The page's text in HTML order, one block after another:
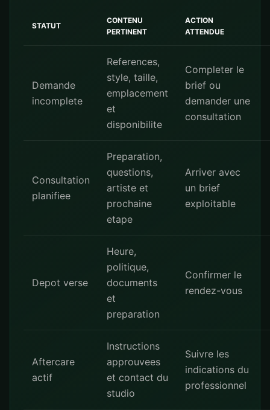
STATUT
CONTENU
PERTINENT
ACTION
ATTENDUE
Demande
incomplete
References,
style, taille,
emplacement
et
disponibilite
Completer le
brief ou
demander une
consultation
Consultation
planifiee
Preparation,
questions,
artiste et
prochaine
etape
Arriver avec
un brief
exploitable
Depot verse
Heure,
politique,
documents
et
preparation
Confirmer le
rendez-vous
Aftercare
actif
Instructions
approuvees
et contact du
studio
Suivre les
indications du
professionnel